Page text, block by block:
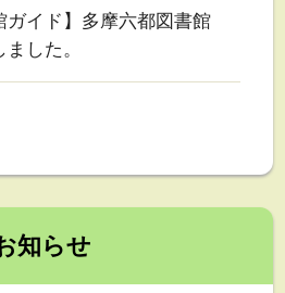
ガイド】多摩六都図書館
した。
知らせ